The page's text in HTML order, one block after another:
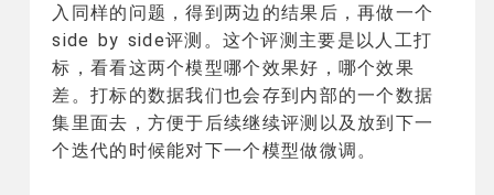
入同样的问题，得到两边的结果后，再做一个
side by side评测。这个评测主要是以人工打
标，看看这两个模型哪个效果好，哪个效果
差。打标的数据我们也会存到内部的一个数据
集里面去，方便于后续继续评测以及放到下一
个迭代的时候能对下一个模型做微调。